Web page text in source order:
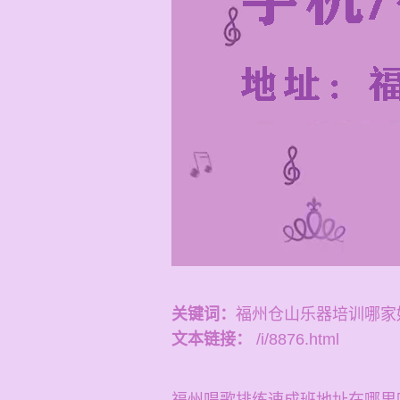
关键词： 福州仓山乐器培训哪
文本链接：
/i/8876.html